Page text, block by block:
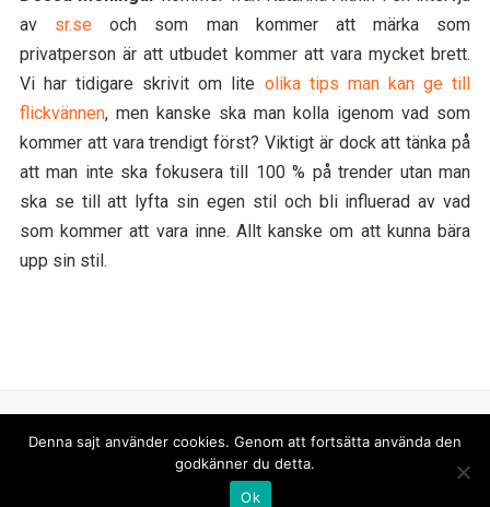
av sr.se och som man kommer att märka som
privatperson är att utbudet kommer att vara mycket brett.
Vi har tidigare skrivit om lite olika tips man kan ge till
flickvännen, men kanske ska man kolla igenom vad som
kommer att vara trendigt först? Viktigt är dock att tänka på
att man inte ska fokusera till 100 % på trender utan man
ska se till att lyfta sin egen stil och bli influerad av vad
som kommer att vara inne. Allt kanske om att kunna bära
upp sin stil.
Sök
Denna sajt använder cookies. Genom att fortsätta använda den
godkänner du detta.
Ok